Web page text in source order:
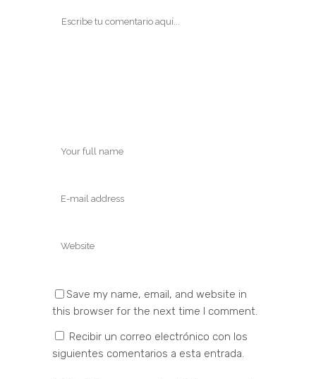
Save my name, email, and website in
this browser for the next time I comment.
Recibir un correo electrónico con los
siguientes comentarios a esta entrada.